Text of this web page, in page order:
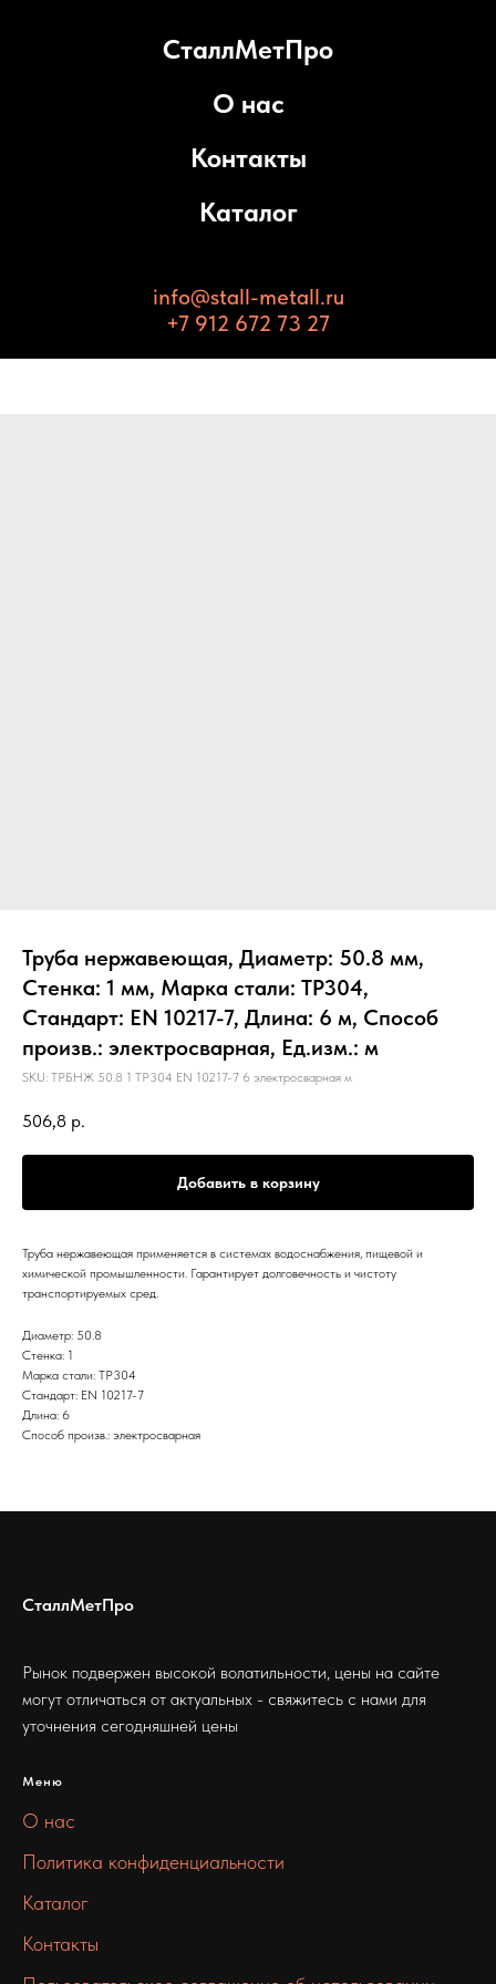
СталлМетПро
О нас
Контакты
Каталог
info@stall-metall.ru
+7 912 672 73 27
Труба нержавеющая, Диаметр: 50.8 мм,
Стенка: 1 мм, Марка стали: TP304,
Стандарт: EN 10217-7, Длина: 6 м, Способ
произв.: электросварная, Ед.изм.: м
SKU: ТРБНЖ 50.8 1 TP304 EN 10217-7 6 электросварная м
506,8 р.
Добавить в корзину
Труба нержавеющая применяется в системах водоснабжения, пищевой и
химической промышленности. Гарантирует долговечность и чистоту
транспортируемых сред.
Диаметр: 50.8
Стенка: 1
Марка стали: TP304
Стандарт: EN 10217-7
Длина: 6
Способ произв.: электросварная
СталлМетПро
Рынок подвержен высокой волатильности, цены на сайте
могут отличаться от актуальных - свяжитесь с нами для
уточнения сегодняшней цены
Меню
О нас
Политика конфиденциальности
Каталог
Контакты